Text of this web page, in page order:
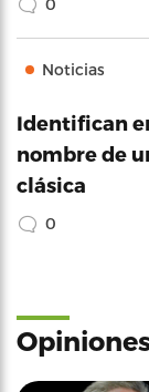
0
Noticias
Identifican
nombre de
clásica
0